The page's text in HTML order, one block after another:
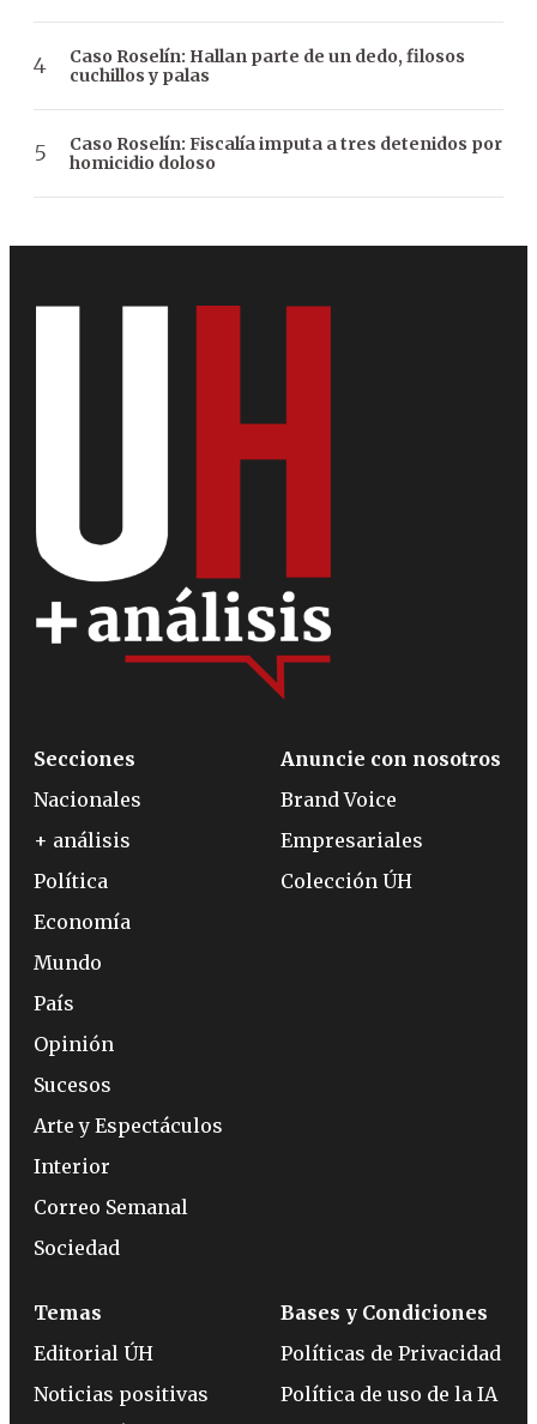
Caso Roselín: Hallan parte de un dedo, filosos
cuchillos y palas
Caso Roselín: Fiscalía imputa a tres detenidos por
homicidio doloso
Secciones
Nacionales
+ análisis
Política
Economía
Mundo
País
Opinión
Sucesos
Arte y Espectáculos
Interior
Correo Semanal
Sociedad
Anuncie con nosotros
Brand Voice
Empresariales
Colección ÚH
Temas
Editorial ÚH
Noticias positivas
Bases y Condiciones
Políticas de Privacidad
Política de uso de la IA